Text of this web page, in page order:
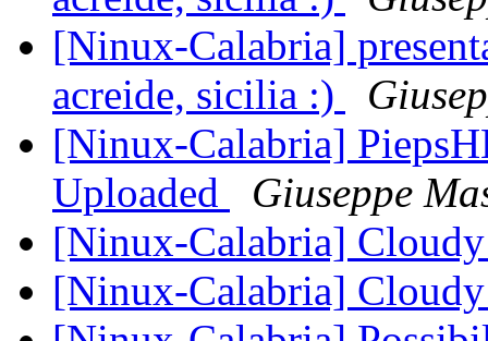
[Ninux-Calabria]
acreide, sicilia :)
[Ninux-Calabria]
Uploaded
Giuseppe
[Ninux-Calabria]
[Ninux-Calabria]